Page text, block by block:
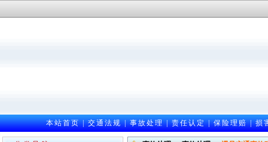
本站首页|交通法规|事故处理|责任认定|保险理赔|损